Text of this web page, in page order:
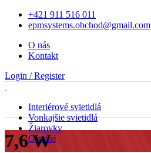
+421 911 516 011
epmsystems.obchod@gmail.com
O nás
Kontakt
Login / Register
Interiérové svietidlá
Vonkajšie svietidlá
Žiarovky
Ostatné
7,6 W